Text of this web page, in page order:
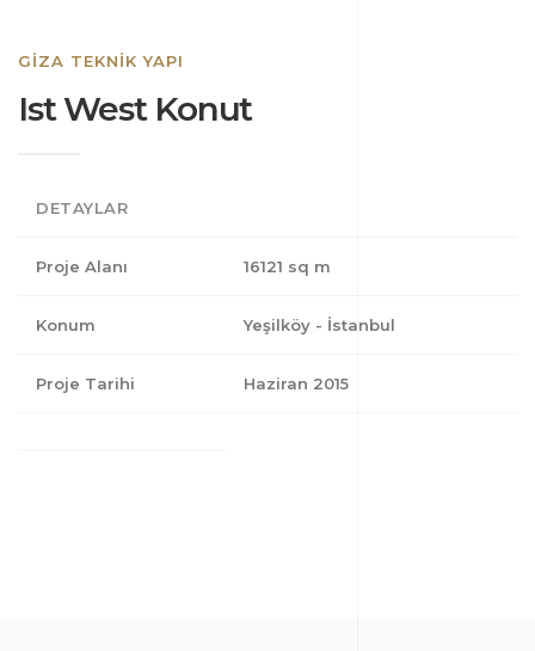
GIZA TEKNIK YAPI
Ist West Konut
DETAYLAR
Proje Alanı 16121 sq m
Konum Yeşilköy - İstanbul
Proje Tarihi Haziran 2015